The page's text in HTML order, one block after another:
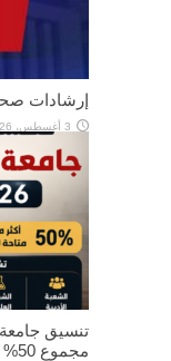
إرشادات
3 أغسطس، 2026
مجموع 50% فأعلى